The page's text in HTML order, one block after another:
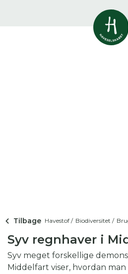
Tilbage Havestof / Biodiversitet /
Syv regnhaver i
Syv meget forskellige
Middelfart viser, hvordan